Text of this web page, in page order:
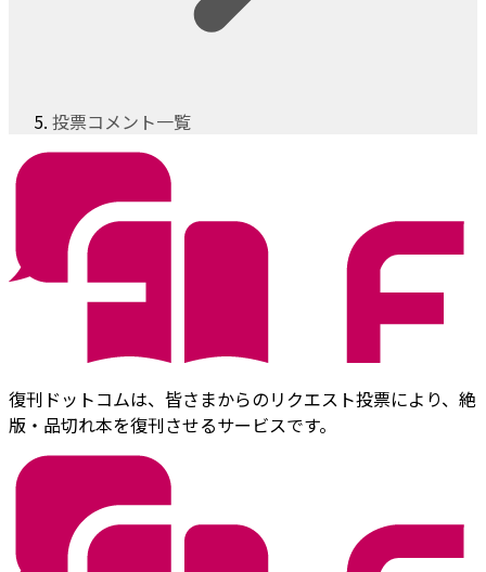
投票コメント一覧
復刊ドットコムは、皆さまからのリクエスト投票により、絶
版・品切れ本を復刊させるサービスです。